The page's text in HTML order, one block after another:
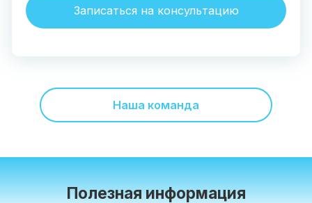
Записаться на консультацию
Наша команда
Полезная информация